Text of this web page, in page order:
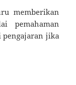
memberikan
pemahaman
pengajaran jika